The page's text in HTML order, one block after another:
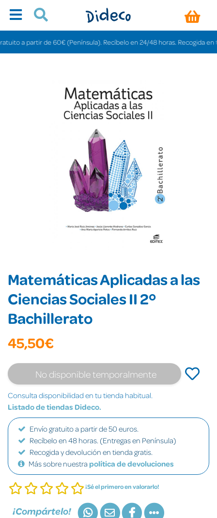
a partir de 60€ (Península). Recíbelo en 24/48 horas. Recogida en
Matemáticas Aplicadas a las
Ciencias Sociales II 2º
Bachillerato
45,50€
No disponible temporalmente
Consulta disponibilidad en tu tienda habitual.
Listado de tiendas Dideco.
Envío gratuito a partir de 50 euros.
Recíbelo en 48 horas. (Entregas en Península)
Recogida y devolución en tienda gratis.
Más sobre nuestra política de devoluciones
¡Sé el primero en valorarlo!
¡Compártelo!